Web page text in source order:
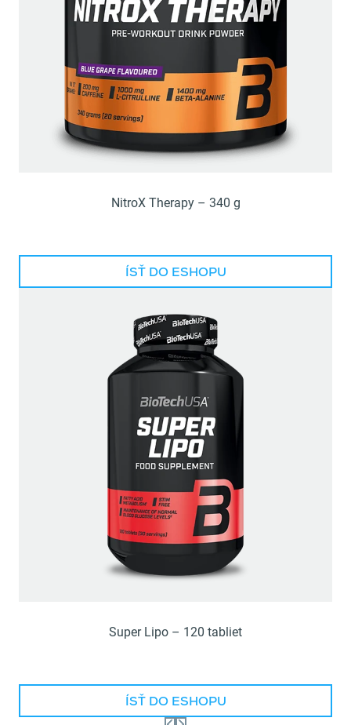
NitroX Therapy – 340 g
ÍSŤ DO ESHOPU
Super Lipo – 120 tabliet
ÍSŤ DO ESHOPU